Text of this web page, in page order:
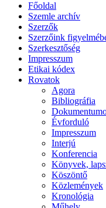
Főoldal
Szemle archív
Szerzők
Szerzőink
Szerkesztőség
Impresszum
Etikai kódex
Rovatok
Agora
Bibliográfia
Évforduló
Impresszum
Interjú
Konferencia
Könyvek,
Köszöntő
Közlemények
Kronológia